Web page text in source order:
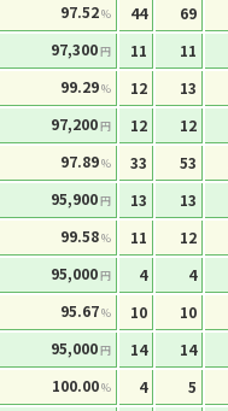
97.52% 44 69
97,300円 11 11
99.29% 12 13
97,200円 12 12
97.89% 33 53
95,900円 13 13
99.58% 11 12
95,000円 4 4
95.67% 10 10
95,000円 14 14
100.00% 4 5